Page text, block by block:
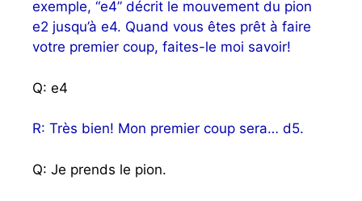
exemple, “e4” décrit le mouvement du pion
e2 jusqu’à e4. Quand vous êtes prêt à faire
votre premier coup, faites-le moi savoir!
Q: e4
R: Très bien! Mon premier coup sera… d5.
Q: Je prends le pion.